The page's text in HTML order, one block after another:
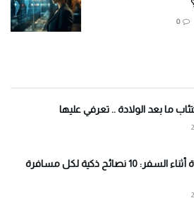
0
تجنب الوحدة أثناء السفر: 10 نصائح ذكية لكل مسافرة